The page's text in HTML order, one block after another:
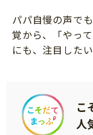
パパ自慢の声で
覚から、「やっ
にも、注目したい
こ
人